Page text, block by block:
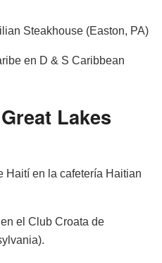
Steakhouse (Easton, PA)
en D & S Caribbean
Lakes
Haití en la cafetería Haitian
el Club Croata de